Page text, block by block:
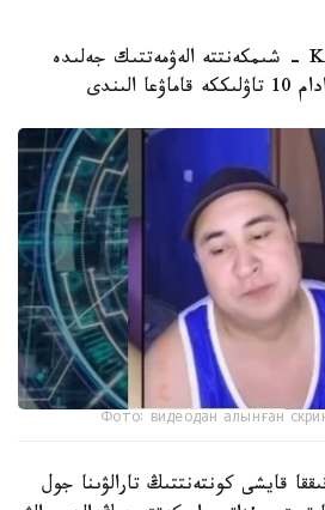
شىمكەنت. KAZINFORM - شىمكەنتتە الەۋمەتتىك جەلىدە
Фото: видеодан алынған
قايشى كونتەنتتىڭ تارالۋىنا جول